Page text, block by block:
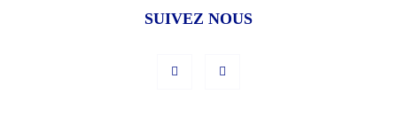
SUIVEZ NOUS